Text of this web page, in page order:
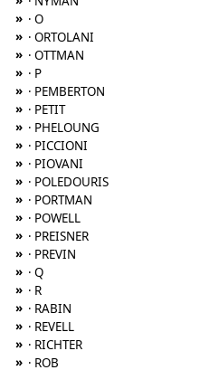
» · O
» · ORTOLANI
» · OTTMAN
» · P
» · PEMBERTON
» · PETIT
» · PHELOUNG
» · PICCIONI
» · PIOVANI
» · POLEDOURIS
» · PORTMAN
» · POWELL
» · PREISNER
» · PREVIN
» · Q
» · R
» · RABIN
» · REVELL
» · RICHTER
» · ROB